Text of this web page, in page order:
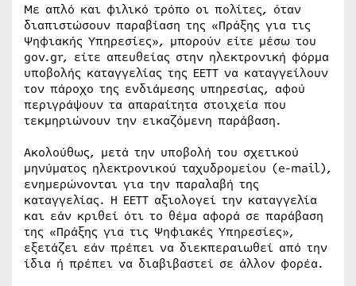
Με απλό και φιλικό τρόπο οι πολίτες, όταν
διαπιστώσουν παραβίαση της «Πράξης για τις
Ψηφιακής Υπηρεσίες», μπορούν είτε μέσω του
gov.gr, είτε απευθείας στην ηλεκτρονική φόρμα
υποβολής καταγγελίας της ΕΕΤΤ να καταγγείλουν
τον πάροχο της ενδιάμεσης υπηρεσίας, αφού
περιγράψουν τα απαραίτητα στοιχεία που
τεκμηριώνουν την εικαζόμενη παράβαση.
Ακολούθως, μετά την υποβολή του σχετικού
μηνύματος ηλεκτρονικού ταχυδρομείου (e-mail),
ενημερώνονται για την παραλαβή της
καταγγελίας. Η ΕΕΤΤ αξιολογεί την καταγγελία
και εάν κριθεί ότι το θέμα αφορά σε παράβαση
της «Πράξης για τις Ψηφιακές Υπηρεσίες»,
εξετάζει εάν πρέπει να διεκπεραιωθεί από την
ίδια ή πρέπει να διαβιβαστεί σε άλλον φορέα.